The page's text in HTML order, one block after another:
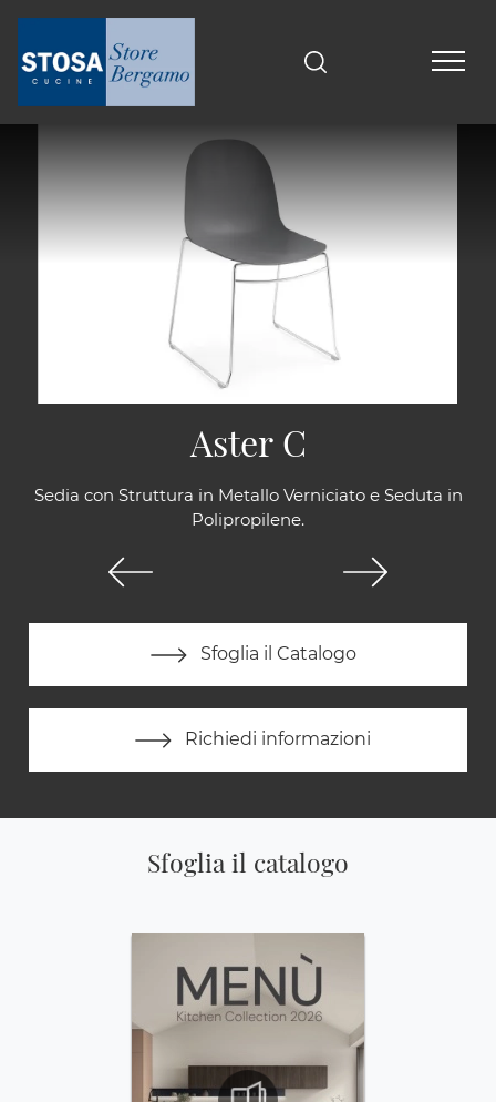
Sedia con Struttura in Metallo Verniciato e Seduta in
Polipropilene.
Sfoglia il Catalogo
Richiedi informazioni
Aster C
Sfoglia il catalogo